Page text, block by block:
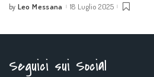
by Leo Messana 18 Luglio 2025
Seguici sui Social